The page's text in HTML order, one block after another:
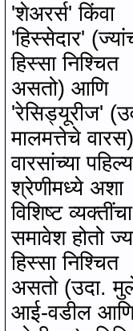
'शेअरर्स'किंवा
'हिस्सेदार' (
हिस्सा निश्चित
असतो) आणि
'रेसिड्यूरीज' (
मालमत्तेचे
वारसांच्या
श्रेणीमध्ये अशा
विशिष्ट व्यक्तींचा
समावेश होतो
हिस्सा निश्चित
असतो (उदा.
आई-वडील